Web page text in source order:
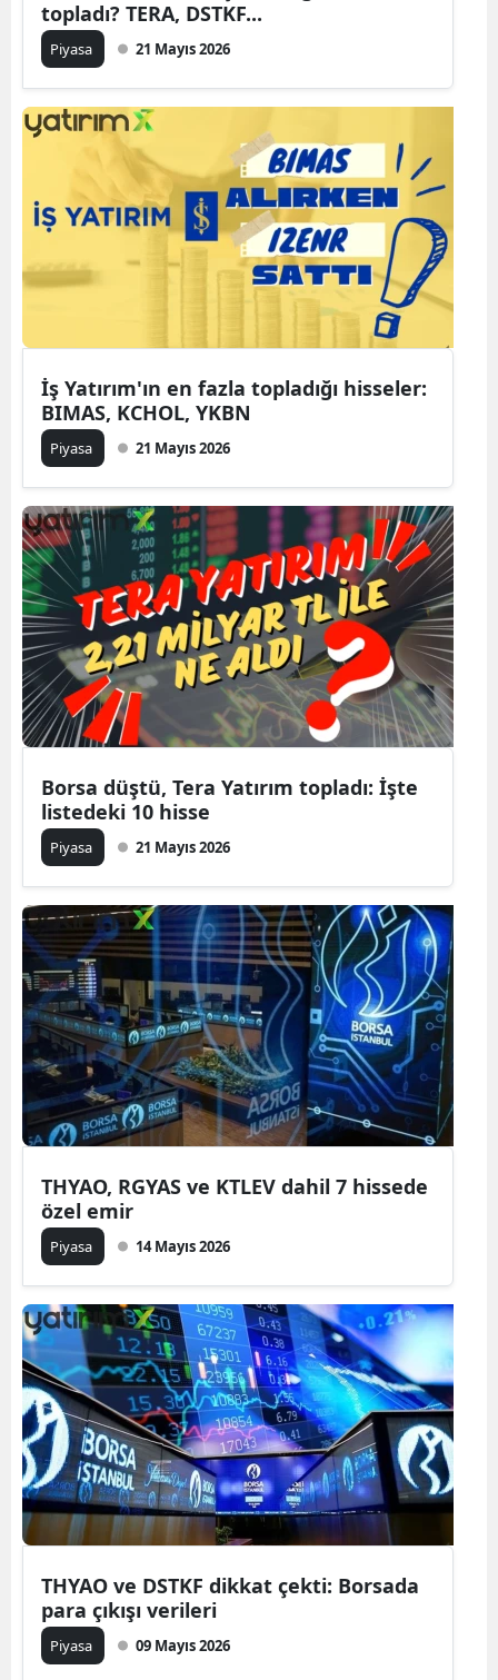
topladı? TERA, DSTKF...
Piyasa 21 Mayıs 2026
İş Yatırım'ın en fazla topladığı hisseler:
BIMAS, KCHOL, YKBN
Piyasa 21 Mayıs 2026
Borsa düştü, Tera Yatırım topladı: İşte
listedeki 10 hisse
Piyasa 21 Mayıs 2026
THYAO, RGYAS ve KTLEV dahil 7 hissede
özel emir
Piyasa 14 Mayıs 2026
THYAO ve DSTKF dikkat çekti: Borsada
para çıkışı verileri
Piyasa 09 Mayıs 2026